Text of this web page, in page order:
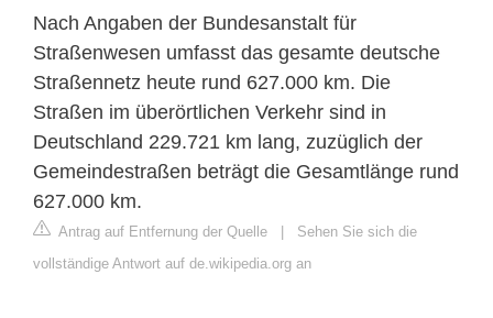
Nach Angaben der Bundesanstalt für
Straßenwesen umfasst das gesamte deutsche
Straßennetz heute rund 627.000 km. Die
Straßen im überörtlichen Verkehr sind in
Deutschland 229.721 km lang, zuzüglich der
Gemeindestraßen beträgt die Gesamtlänge rund
627.000 km.
Antrag auf Entfernung der Quelle | Sehen Sie sich die
vollständige Antwort auf de.wikipedia.org an